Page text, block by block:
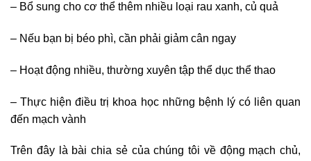
– Bổ sung cho cơ thể thêm nhiều loại rau xanh, củ quả
– Nếu bạn bị béo phì, cần phải giảm cân ngay
– Hoạt động nhiều, thường xuyên tập thể dục thể thao
– Thực hiện điều trị khoa học những bệnh lý có liên quan
đến mạch vành
Trên đây là bài chia sẻ của chúng tôi về động mạch chủ,